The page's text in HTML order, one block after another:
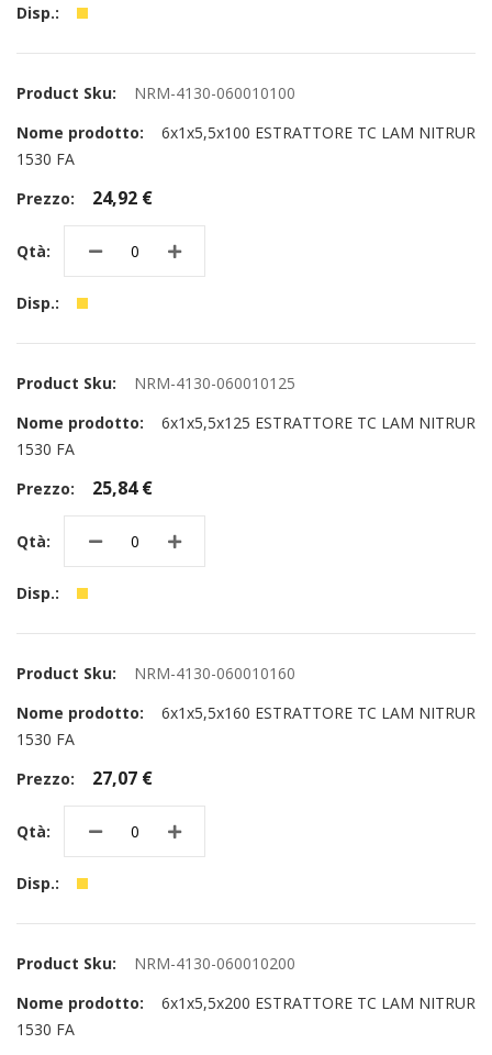
NRM-4130-060010100
6x1x5,5x100 ESTRATTORE TC LAM NITRUR
1530 FA
24,92 €
NRM-4130-060010125
6x1x5,5x125 ESTRATTORE TC LAM NITRUR
1530 FA
25,84 €
NRM-4130-060010160
6x1x5,5x160 ESTRATTORE TC LAM NITRUR
1530 FA
27,07 €
NRM-4130-060010200
6x1x5,5x200 ESTRATTORE TC LAM NITRUR
1530 FA